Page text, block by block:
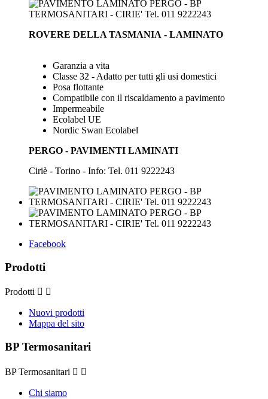
ROVERE DELLA TASMANIA - LAMINATO
Garanzia a vita
Classe 32 - Adatto per tutti gli usi domestici
Posa flottante
Compatibile con il riscaldamento a pavimento
Impermeabile
Ecolabel UE
Nordic Swan Ecolabel
PERGO - PAVIMENTI LAMINATI
Ciriè - Torino - Info: Tel. 011 9222243
Facebook
Prodotti
Prodotti  
Nuovi prodotti
Mappa del sito
BP Termosanitari
BP Termosanitari  
Chi siamo